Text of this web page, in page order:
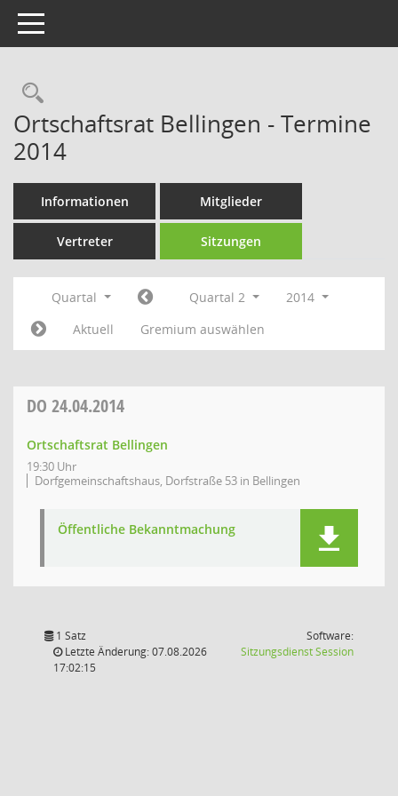
Toggle navigation
Rechercheauswahl
Ortschaftsrat Bellingen - Termine
2014
Informationen Mitglieder
Vertreter Sitzungen
Quartal Quartal 2
2014
Aktuell
Gremium auswählen
DO 24.04.2014
Ortschaftsrat Bellingen
19:30 Uhr
Dorfgemeinschaftshaus, Dorfstraße 53 in Bellingen
Öffentliche Bekanntmachung
1 Satz
Letzte Änderung: 07.08.2026
17:02:15
Software:
SitzungsdienstSession(Wird in